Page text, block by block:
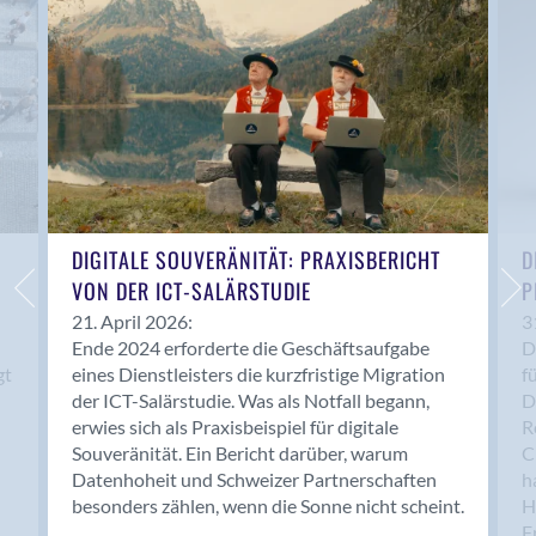
Anwil
Appenzell
Au SG
Baar
Baden
Balsthal
Balzers
Basel
Bassersdorf
Belp
Bendern
Benken (SG)
Bergdietikon
Berlin
Bern
Bern - Liebefeld
DIGITALE SOUVERÄNITÄT: PRAXISBERICHT
VON DER ICT-SALÄRSTUDIE
21. April 2026:
Ende 2024 erforderte die Geschäftsaufgabe
eines Dienstleisters die kurzfristige Migration
der ICT-Salärstudie. Was als Notfall begann,
erwies sich als Praxisbeispiel für digitale
Souveränität. Ein Bericht darüber, warum
Datenhoheit und Schweizer Partnerschaften
besonders zählen, wenn die Sonne nicht scheint.